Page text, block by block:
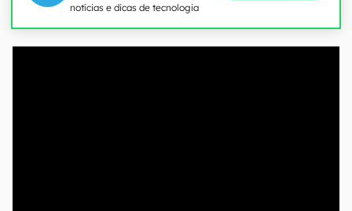
notícias e dicas de tecnologia